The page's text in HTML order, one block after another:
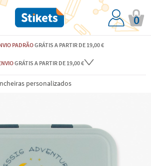
0
PADRÃOGRÁTIS A PARTIR DE 19,00 €
GRÁTIS A PARTIR DE 19,00 €
personalizados